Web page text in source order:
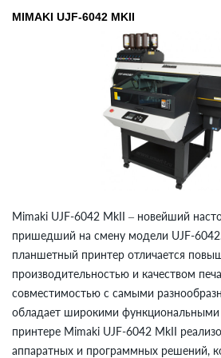
MIMAKI UJF-6042 MKII
Mimaki UJF-6042 MkII – новейший
пришедший на смену модели UJF-
планшетный принтер отличается
производительностью и качеством
совместимостью с самыми
обладает широкими
принтере Mimaki UJF-6042 MkII
аппаратных и программных решений,